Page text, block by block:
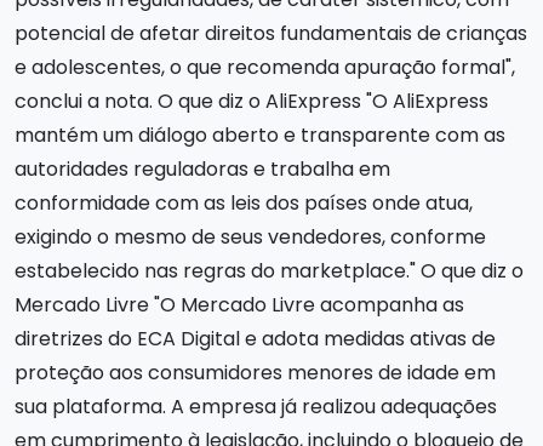
potencial de afetar direitos fundamentais de crianças
e adolescentes, o que recomenda apuração formal",
conclui a nota. O que diz o AliExpress "O AliExpress
mantém um diálogo aberto e transparente com as
autoridades reguladoras e trabalha em
conformidade com as leis dos países onde atua,
exigindo o mesmo de seus vendedores, conforme
estabelecido nas regras do marketplace." O que diz o
Mercado Livre "O Mercado Livre acompanha as
diretrizes do ECA Digital e adota medidas ativas de
proteção aos consumidores menores de idade em
sua plataforma. A empresa já realizou adequações
em cumprimento à legislação, incluindo o bloqueio de